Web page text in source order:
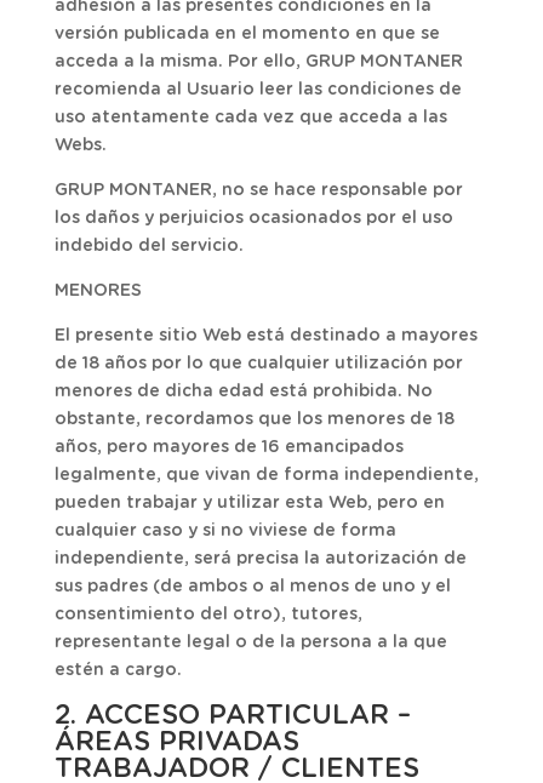
adhesión a las presentes condiciones en la
versión publicada en el momento en que se
acceda a la misma. Por ello, GRUP MONTANER
recomienda al Usuario leer las condiciones de
uso atentamente cada vez que acceda a las
Webs.
GRUP MONTANER, no se hace responsable por
los daños y perjuicios ocasionados por el uso
indebido del servicio.
MENORES
El presente sitio Web está destinado a mayores
de 18 años por lo que cualquier utilización por
menores de dicha edad está prohibida. No
obstante, recordamos que los menores de 18
años, pero mayores de 16 emancipados
legalmente, que vivan de forma independiente,
pueden trabajar y utilizar esta Web, pero en
cualquier caso y si no viviese de forma
independiente, será precisa la autorización de
sus padres (de ambos o al menos de uno y el
consentimiento del otro), tutores,
representante legal o de la persona a la que
estén a cargo.
2. ACCESO PARTICULAR –
ÁREAS PRIVADAS
TRABAJADOR / CLIENTES